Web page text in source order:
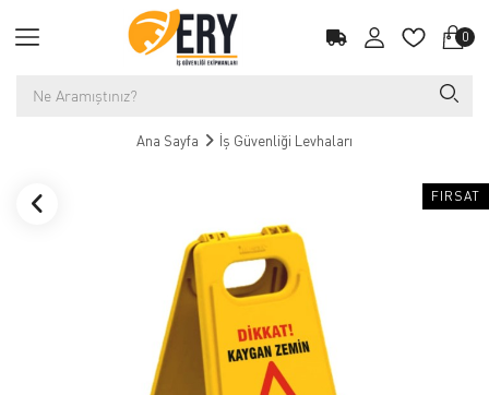
0
Ana Sayfa İş Güvenliği Levhaları
FIRSAT